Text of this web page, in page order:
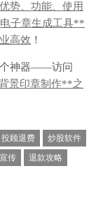
势、功能、使用
子章生成工具**
高效 ！
个神器——访问
景印章制作**之
投顾退费
炒股软件
传
退款攻略